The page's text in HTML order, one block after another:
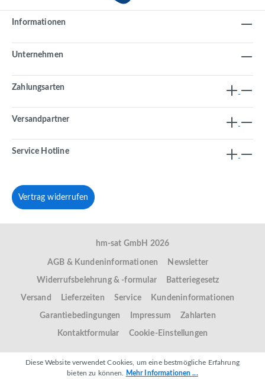
Informationen
Unternehmen
Zahlungsarten
Versandpartner
Service Hotline
Vertrag widerrufen
hm-sat GmbH 2026
AGB & Kundeninformationen Newsletter
Widerrufsbelehrung & -formular Batteriegesetz
Versand Lieferzeiten Service Kundeninformationen
Garantiebedingungen Impressum Zahlarten
Kontaktformular Cookie-Einstellungen
Diese Website verwendet Cookies, um eine bestmögliche Erfahrung
bieten zu können.
Mehr Informationen ...